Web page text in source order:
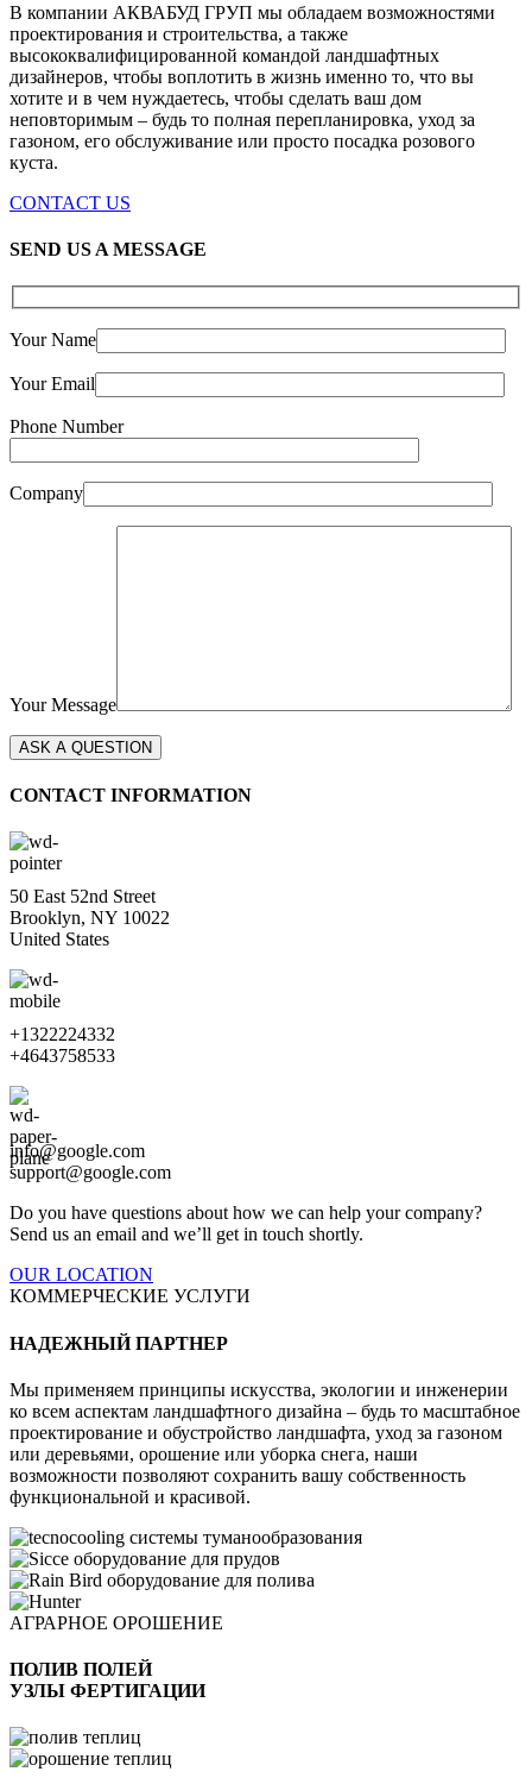
В компании АКВАБУД ГРУП мы обладаем возможностями
проектирования и строительства, а также
высококвалифицированной командой ландшафтных
дизайнеров, чтобы воплотить в жизнь именно то, что вы
хотите и в чем нуждаетесь, чтобы сделать ваш дом
неповторимым – будь то полная перепланировка, уход за
газоном, его обслуживание или просто посадка розового
куста.
CONTACT US
SEND US A MESSAGE
Your Name
Your Email
Phone Number
Company
Your Message
CONTACT INFORMATION
50 East 52nd Street
Brooklyn, NY 10022
United States
+1322224332
+4643758533
info@google.com
support@google.com
Do you have questions about how we can help your company?
Send us an email and we’ll get in touch shortly.
OUR LOCATION
КОММЕРЧЕСКИЕ УСЛУГИ
НАДЕЖНЫЙ ПАРТНЕР
Мы применяем принципы искусства, экологии и инженерии
ко всем аспектам ландшафтного дизайна – будь то масштабное
проектирование и обустройство ландшафта, уход за газоном
или деревьями, орошение или уборка снега, наши
возможности позволяют сохранить вашу собственность
функциональной и красивой.
АГРАРНОЕ ОРОШЕНИЕ
ПОЛИВ ПОЛЕЙ
УЗЛЫ ФЕРТИГАЦИИ